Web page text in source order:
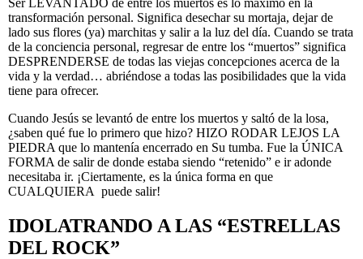
transformación personal. Significa desechar su mortaja, dejar de
lado sus flores (ya) marchitas y salir a la luz del día. Cuando se trata
de la conciencia personal, regresar de entre los “muertos” significa
DESPRENDERSE de todas las viejas concepciones acerca de la
vida y la verdad… abriéndose a todas las posibilidades que la vida
tiene para ofrecer.
Cuando Jesús se levantó de entre los muertos y saltó de la losa,
¿saben qué fue lo primero que hizo? HIZO RODAR LEJOS LA
PIEDRA que lo mantenía encerrado en Su tumba. Fue la ÚNICA
FORMA de salir de donde estaba siendo “retenido” e ir adonde
necesitaba ir. ¡Ciertamente, es la única forma en que
CUALQUIERA puede salir!
IDOLATRANDO A LAS “ESTRELLAS
DEL ROCK”